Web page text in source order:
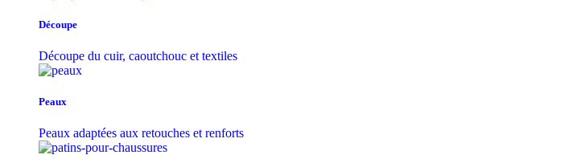
Découpe
Découpe du cuir, caoutchouc et textiles
Peaux
Peaux adaptées aux retouches et renforts